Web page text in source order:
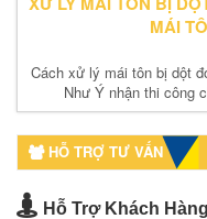
MÁI
Cách xử lý mái tôn bị dột
Như Ý nhận thi công
HỖ TRỢ TƯ VẤN
Hỗ Trợ Khách